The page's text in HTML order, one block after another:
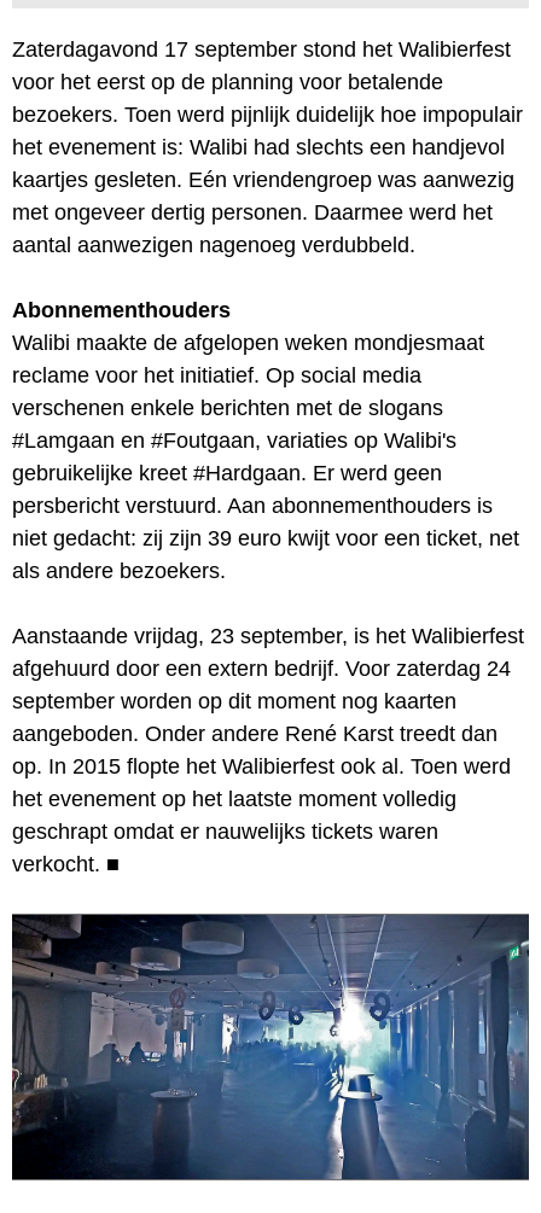
Zaterdagavond 17 september stond het Walibierfest
voor het eerst op de planning voor betalende
bezoekers. Toen werd pijnlijk duidelijk hoe impopulair
het evenement is: Walibi had slechts een handjevol
kaartjes gesleten. Eén vriendengroep was aanwezig
met ongeveer dertig personen. Daarmee werd het
aantal aanwezigen nagenoeg verdubbeld.
Abonnementhouders
Walibi maakte de afgelopen weken mondjesmaat
reclame voor het initiatief. Op social media
verschenen enkele berichten met de slogans
#Lamgaan en #Foutgaan, variaties op Walibi's
gebruikelijke kreet #Hardgaan. Er werd geen
persbericht verstuurd. Aan abonnementhouders is
niet gedacht: zij zijn 39 euro kwijt voor een ticket, net
als andere bezoekers.
Aanstaande vrijdag, 23 september, is het Walibierfest
afgehuurd door een extern bedrijf. Voor zaterdag 24
september worden op dit moment nog kaarten
aangeboden. Onder andere René Karst treedt dan
op. In 2015 flopte het Walibierfest ook al. Toen werd
het evenement op het laatste moment volledig
geschrapt omdat er nauwelijks tickets waren
verkocht. ■